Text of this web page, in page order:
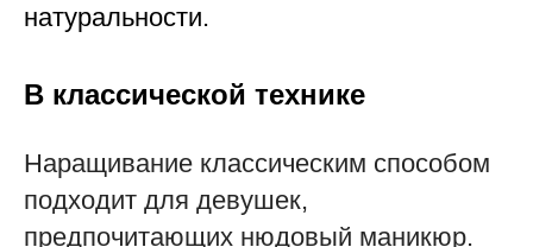
натуральности.
В классической технике
Наращивание классическим способом
подходит для девушек,
предпочитающих нюдовый маникюр.